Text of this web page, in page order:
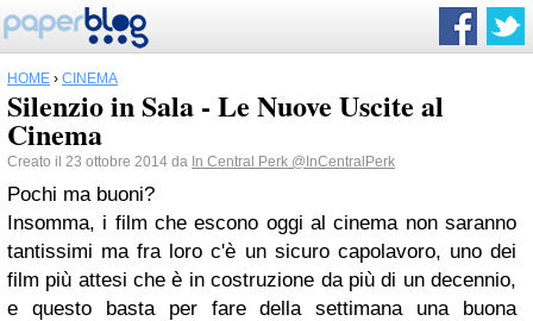
HOME › CINEMA
Silenzio in Sala - Le Nuove Uscite al
Cinema
Creato il 23 ottobre 2014 da In Central Perk @InCentralPerk
Pochi ma buoni?
Insomma, i film che escono oggi al cinema non saranno
tantissimi ma fra loro c'è un sicuro capolavoro, uno dei
film più attesi che è in costruzione da più di un decennio,
e questo basta per fare della settimana una buona